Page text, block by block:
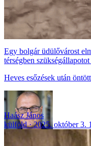
Egy bolgár üdülővárost
térségben
Heves esőzések után
Haász János
külföld
2025. október 3.